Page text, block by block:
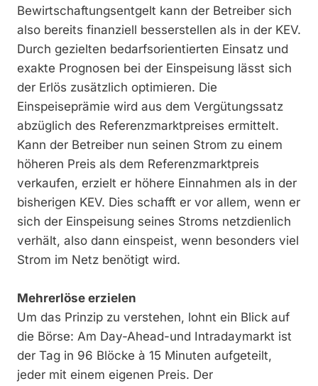
Bewirtschaftungsentgelt kann der Betreiber sich
also bereits finanziell besserstellen als in der KEV.
Durch gezielten bedarfsorientierten Einsatz und
exakte Prognosen bei der Einspeisung lässt sich
der Erlös zusätzlich optimieren. Die
Einspeiseprämie wird aus dem Vergütungssatz
abzüglich des Referenzmarktpreises ermittelt.
Kann der Betreiber nun seinen Strom zu einem
höheren Preis als dem Referenzmarktpreis
verkaufen, erzielt er höhere Einnahmen als in der
bisherigen KEV. Dies schafft er vor allem, wenn er
sich der Einspeisung seines Stroms netzdienlich
verhält, also dann einspeist, wenn besonders viel
Strom im Netz benötigt wird.
Mehrerlöse erzielen
Um das Prinzip zu verstehen, lohnt ein Blick auf
die Börse: Am Day-Ahead-und Intradaymarkt ist
der Tag in 96 Blöcke à 15 Minuten aufgeteilt,
jeder mit einem eigenen Preis. Der